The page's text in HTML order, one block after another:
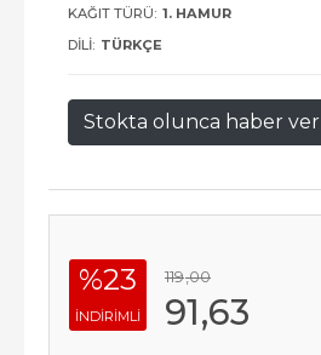
KAĞIT TÜRÜ: 1. HAMUR
DILI: TÜRKÇE
Stokta olunca haber ver
%23
INDIRIMLI
119,00
91,63